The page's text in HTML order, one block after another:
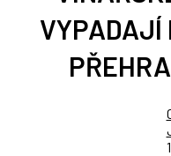
VYPADAJÍ